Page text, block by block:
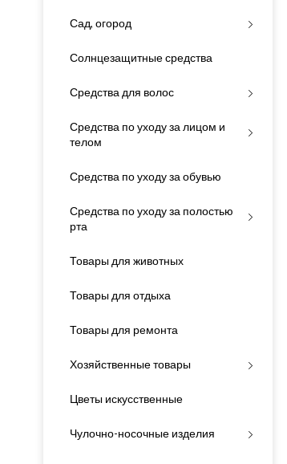
Сад, огород
Солнцезащитные средства
Средства для волос
Средства по уходу за лицом и
телом
Средства по уходу за обувью
Средства по уходу за полостью
рта
Товары для животных
Товары для отдыха
Товары для ремонта
Хозяйственные товары
Цветы искусственные
Чулочно-носочные изделия